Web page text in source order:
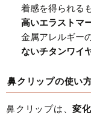
着感を得られる
高いエラストマ
金属アレルギー
ないチタンワイ
鼻クリップの使い
鼻クリップは、変